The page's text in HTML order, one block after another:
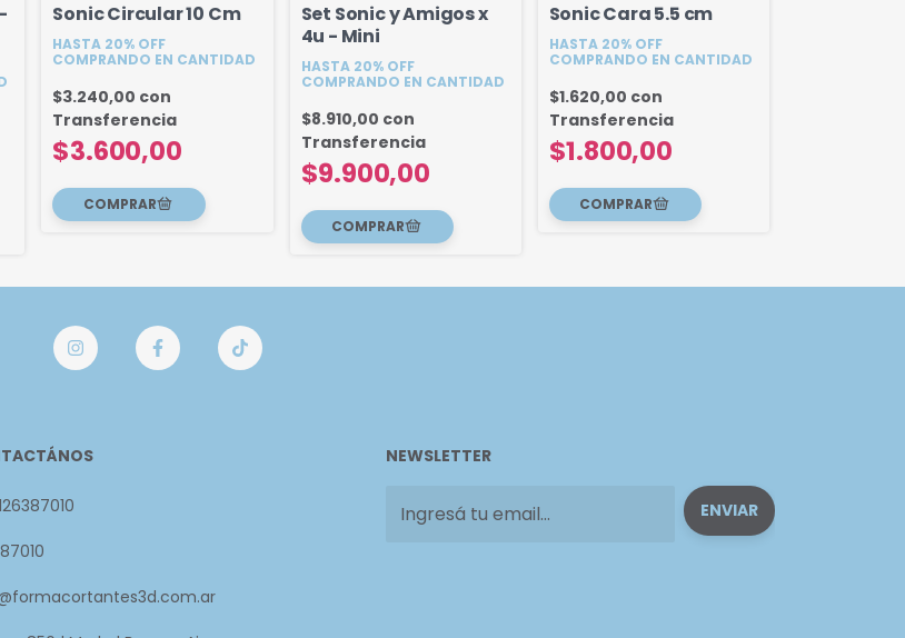
Sonic Circular 10 Cm
HASTA 20% OFF
COMPRANDO EN CANTIDAD
$3.600,00
$3.240,00 con
Transferencia
Set Sonic y Amigos x
4u - Mini
HASTA 20% OFF
COMPRANDO EN CANTIDAD
$9.900,00
$8.910,00 con
Transferencia
Sonic Cara 5.5 cm
HASTA 20% OFF
COMPRANDO EN CANTIDAD
$1.800,00
$1.620,00 con
Transferencia
NEWSLETTER